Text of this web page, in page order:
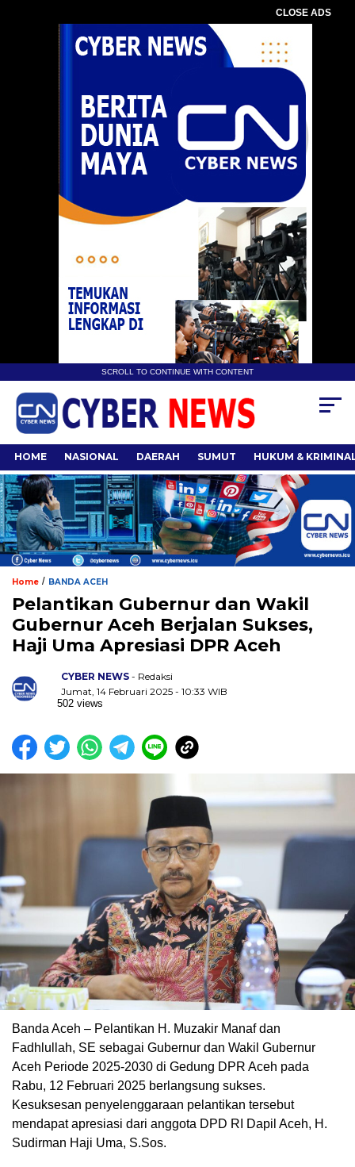
CLOSE ADS
SCROLL TO CONTINUE WITH CONTENT
HOME NASIONAL DAERAH SUMUT HUKUM &
Home / BANDA ACEH
Pelantikan Gubernur dan Wakil
Gubernur Aceh Berjalan Sukses,
Haji Uma Apresiasi DPR Aceh
CYBER NEWS - Redaksi
Jumat, 14 Februari 2025 - 10:33 WIB
502 views
Banda Aceh – Pelantikan H. Muzakir Manaf dan
Fadhlullah, SE sebagai Gubernur dan Wakil Gubernur
Aceh Periode 2025-2030 di Gedung DPR Aceh pada
Rabu, 12 Februari 2025 berlangsung sukses.
Kesuksesan penyelenggaraan pelantikan tersebut
mendapat apresiasi dari anggota DPD RI Dapil Aceh, H.
Sudirman Haji Uma, S.Sos.